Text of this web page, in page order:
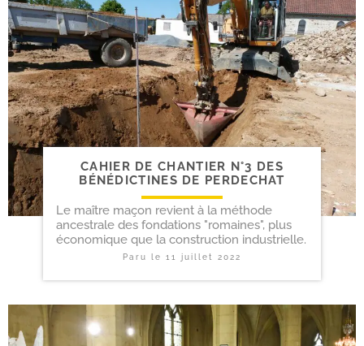
CAHIER DE CHANTIER N°3 DES
BÉNÉDICTINES DE PERDECHAT
Le maître maçon revient à la méthode
ancestrale des fondations "romaines", plus
économique que la construction industrielle.
Paru le 11 juillet 2022